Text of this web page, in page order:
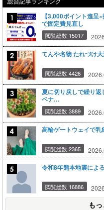
【3,000ポイント進呈
で固定費見直し
閲覧総数 15017
てんや名物 たれづけ
閲覧総数 4426
夏に切り戻しで繰り
ベナ…
閲覧総数 3889
高輪ゲートウェイで
閲覧総数 2365
令和8年熊本地震によ
閲覧総数 16886
も